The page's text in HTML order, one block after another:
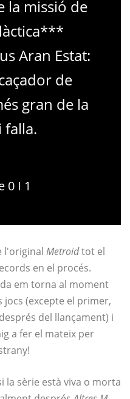
la missió de
Aran Estat:
de
gran de la
falla.
0 I 1
l'original Metroidtot el
en el procés.
em torna al moment
jocs (excepte el primer,
del llançament) i
a fer el mateix per
la sèrie està viva o morta